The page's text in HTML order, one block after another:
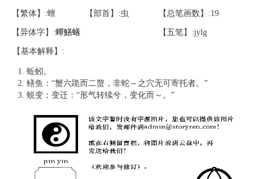
【繁体】:蟺 【部首】:虫 【总笔画数】:19
【异体字】:蟬鱔蟮 【五笔】:jylg
【基本解释】:
蚯蚓。
鳝鱼：“蟹六跪而二螯，非蛇～之穴无可寄托者。”
蜕变；变迁：“形气转续兮，变化而～。”